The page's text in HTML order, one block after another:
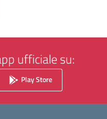
ufficiale su:
Play Store